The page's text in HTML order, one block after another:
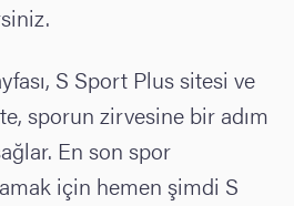
S Sport Plus sitesi ve
sporun zirvesine bir adım
En son spor
için hemen şimdi S